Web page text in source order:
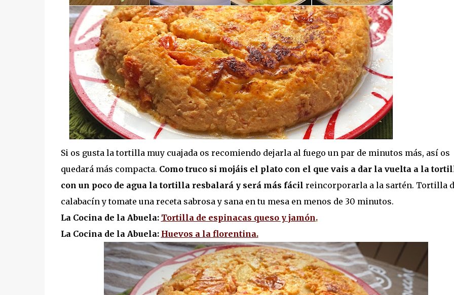
Si os gusta la tortilla muy cuajada os recomiendo dejarla al fuego un par de minutos más, así os
quedará más compacta. Como truco si mojáis el plato con el que vais a dar la vuelta a la
con un poco de agua la tortilla resbalará y será más fácil reincorporarla a la sartén. Tortilla
calabacín y tomate una receta sabrosa y sana en tu mesa en menos de 30 minutos.
La Cocina de la Abuela: Tortilla de espinacas queso y jamón.
La Cocina de la Abuela: Huevos a la florentina.